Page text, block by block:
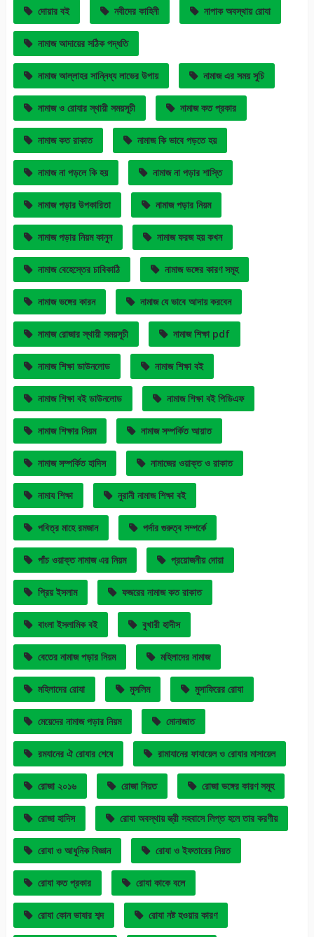
দোয়ার বই নবীদের কাহিনী নাপাক অবস্থায় রোযা
নামাজ আদায়ের সঠিক পদ্ধতি
নামাজ আল্লাহর সান্নিধ্য লাভের উপায় নামাজ এর সময় সুচি
নামাজ ও রোযার স্থায়ী সময়সূচী নামাজ কত প্রকার
নামাজ কত রাকাত নামাজ কি ভাবে পড়তে হয়
নামাজ না পড়লে কি হয় নামাজ না পড়ার শাস্তি
নামাজ পড়ার উপকারিতা নামাজ পড়ার নিয়ম
নামাজ পড়ার নিয়ম কানুন নামাজ ফরজ হয় কখন
নামাজ বেহেস্তের চাবিকাঠি নামাজ ভঙ্গের কারণ সমূহ
নামাজ ভঙ্গের কারন নামাজ যে ভাবে আদায় করবেন
নামাজ রোজার স্থায়ী সময়সূচী নামাজ শিক্ষা pdf
নামাজ শিক্ষা ডাউনলোড নামাজ শিক্ষা বই
নামাজ শিক্ষা বই ডাউনলোড নামাজ শিক্ষা বই পিডিএফ
নামাজ শিক্ষার নিয়ম নামাজ সম্পর্কিত আয়াত
নামাজ সম্পর্কিত হাদিস নামাজের ওয়াক্ত ও রাকাত
নামায শিক্ষা নুরানী নামাজ শিক্ষা বই
পবিত্র মাহে রমজান পর্দার গুরুত্ব সম্পর্কে
পাঁচ ওয়াক্ত নামাজ এর নিয়ম প্রয়োজনীয় দোয়া
প্রিয় ইসলাম ফজরের নামাজ কত রাকাত
বাংলা ইসলামিক বই বুখারী হাদীস
বেতের নামাজ পড়ার নিয়ম মহিলাদের নামাজ
মহিলাদের রোযা মুসলিম মুসাফিরের রোযা
মেয়েদের নামাজ পড়ার নিয়ম মোনাজাত
রমযানের ঐ রোযার শেষে রামাযানের ফাযায়েল ও রোযার মাসায়েল
রোজা ২০১৬ রোজা নিয়ত রোজা ভঙ্গের কারণ সমূহ
রোজা হাদিস রোযা অবস্থায় স্ত্রী সহবাসে লিপ্ত হলে তার করণীয়
রোযা ও আধুনিক বিজ্ঞান রোযা ও ইফতারের নিয়ত
রোযা কত প্রকার রোযা কাকে বলে
রোযা কোন ভাষার শব্দ রোযা নষ্ট হওয়ার কারণ